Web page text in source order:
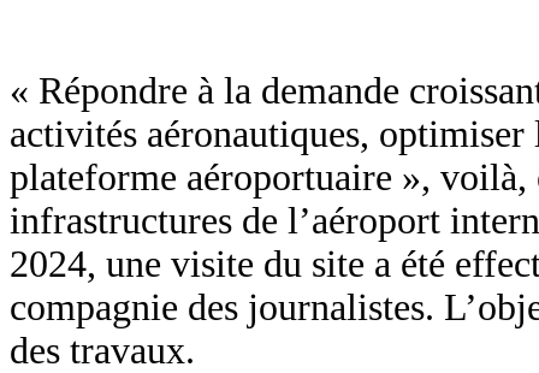
« Répondre à la demande
activités aéronautiques,
plateforme aéroportuaire », voilà,
infrastructures de l’aéroport
2024, une visite du site a été
compagnie des journalistes.
des travaux.